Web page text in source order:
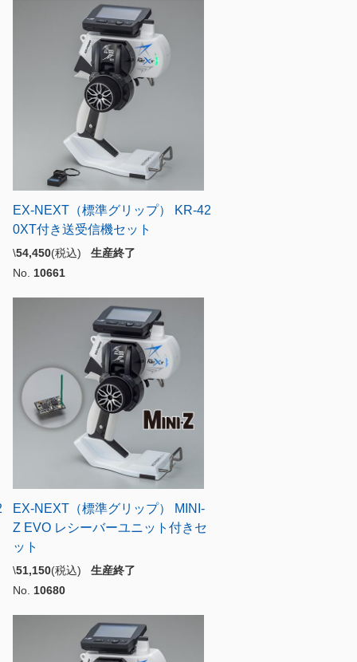
EX-NEXT（標準グリップ） KR-42
0XT付き送受信機セット
\54,450(税込) 生産終了
No. 10661
EX-NEXT（標準グリップ） MINI-
Z EVO レシーバーユニット付きセ
ット
\51,150(税込) 生産終了
No. 10680